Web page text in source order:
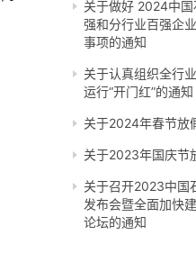
关于做好 2024中
强和分行业百强企
事项的通知
关于认真组织全行
运行“开门红”的通知
关于2024年春节放
关于2023年国庆节
关于召开2023中国
发布会暨全面加快
论坛的通知